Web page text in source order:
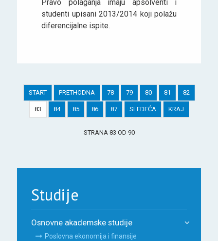
Pravo polaganja imaju apsolventi i
studenti upisani 2013/2014 koji polažu
diferencijalne ispite.
START PRETHODNA 78 79 80 81 82
83 84 85 86 87 SLEDEĆA KRAJ
STRANA 83 OD 90
Studije
Osnovne akademske studije
Poslovna ekonomija i finansije